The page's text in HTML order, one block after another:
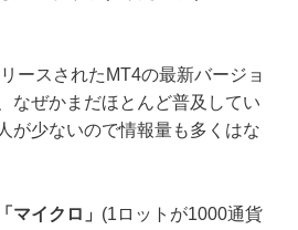
ースされたMT4の最新バージョ
なぜかまだほとんど普及してい
が少ないので情報量も多くはな
「マイクロ」 (1ロットが1000通貨